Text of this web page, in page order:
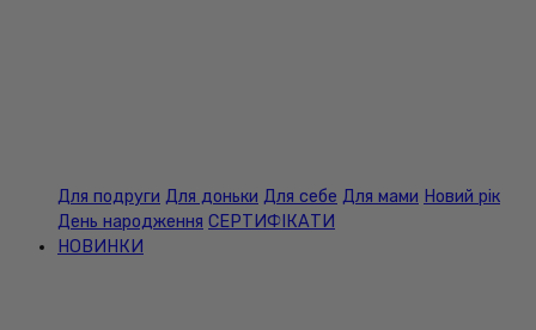
Для подруги Для доньки Для себе Для мами Новий рік
День народження СЕРТИФІКАТИ
НОВИНКИ